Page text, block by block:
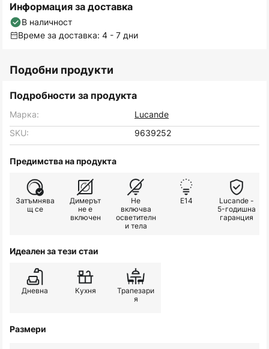
Информация за доставка
В наличност
Време за доставка: 4 - 7 дни
Подобни продукти
Подробности за продукта
Марка:
Lucande
SKU:
9639252
Предимства на продукта
Затъмнява
щ се
Димерът
не е
включен
Не
включва
осветителн
и тела
E14
Lucande -
5-годишна
гаранция
Идеален за тези стаи
Дневна Кухня
Трапезари
я
Размери